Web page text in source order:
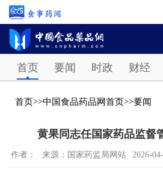
首页 要闻 时政 财经
首页>>中国食品药品网首页>>要闻
黄果同志任国家药品监督
作者： 来源：国家药监局网站 2026-